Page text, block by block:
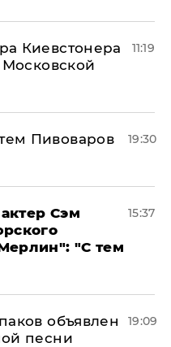
Киевстонера
Московской
11:19
Пивоваров
19:30
Сэм
"С тем
15:37
объявлен
песни
19:09